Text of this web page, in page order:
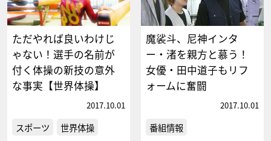
ただやれば良いわけじ
ゃない！選手の名前が
付く体操の新技の意外
な事実【世界体操】
2017.10.01
スポーツ 世界体操
魔裟斗、尼神インタ
ー・渚を親方と慕う！
女優・田中道子もリフ
ォームに奮闘
2017.10.01
番組情報